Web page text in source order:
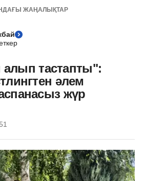
ЖАҢАЛЫҚТАР
алып тастапты":
әлем
жүр